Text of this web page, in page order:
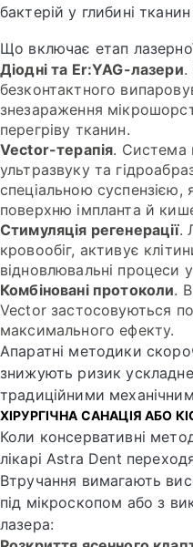
бактерій у глибині
Що включає етап
Діодні та Er:YAG-лазери.
безконтактного
знезараження
перегріву тканин.
Vector-терапія. Система
ультразвуку та
спеціальною
поверхню імпланта й
Стимуляція регенерації.
кровообіг, активує
відновлювальні процеси
Комбіновані протоколи.
Vector застосовуються
максимального ефекту.
Апаратні методики
знижують ризик
традиційними
ХІРУРГІЧНА САНАЦІЯ АБО
Коли консервативні
лікарі Astra Dent
Втручання вимагають
під мікроскопом або з
лазера: